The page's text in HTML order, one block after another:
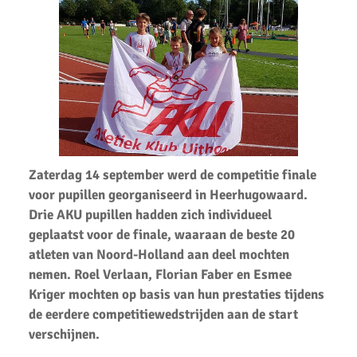
tijdens Nationale A-Games 2025
AKU atleten Roel Verlaan en Sophie de Lange op het podium bij
NK atletiek.
Succesvolle atletiek clinic bij AKU
AKU jeugd succesvol tijdens Noord-Hollandse cross finale
AKU atleet Siem Verlaan Nationaal indoor kampioen
AKU jeugdatleten in de prijzen tijdens Nederlandse
Kampioenschappen.
Atleten enthousiast over zware cross bij AKU
37 Nieuwe Club Records
Nationale Estafette Kampioenschappen 2023
Regionale pupillen competitie finale 2023
Zaterdag 14 september werd de competitie finale
voor pupillen georganiseerd in Heerhugowaard.
Drie AKU pupillen hadden zich individueel
geplaatst voor de finale, waaraan de beste 20
atleten van Noord-Holland aan deel mochten
nemen. Roel Verlaan, Florian Faber en Esmee
Kriger mochten op basis van hun prestaties tijdens
de eerdere competitiewedstrijden aan de start
verschijnen.